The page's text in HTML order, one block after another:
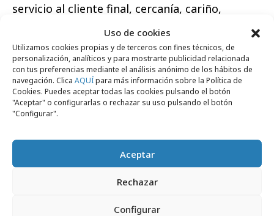
Uso de cookies
Utilizamos cookies propias y de terceros con fines técnicos, de
personalización, analíticos y para mostrarte publicidad relacionada
con tus preferencias mediante el análisis anónimo de los hábitos de
navegación. Clica AQUÍpara más información sobre la Política de
Cookies. Puedes aceptar todas las cookies pulsando el botón
"Aceptar" o configurarlas o rechazar su uso pulsando el botón
"Configurar".
Aceptar
Rechazar
Configurar
servicio al cliente final, cercanía, cariño,
originalidad y demostrarles que en ese camino
iremos a su lado, de la mano, ambos iremos
con la misma camiseta y alineados hacia una
misma dirección, marcando objetivos y retos
que hagan que juntos ganemos al final este
partido.